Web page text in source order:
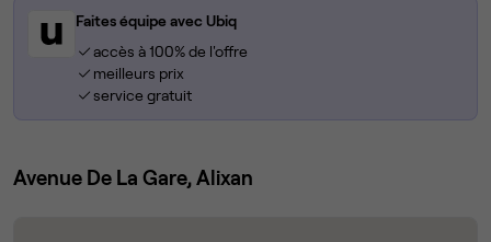
Faites équipe avec Ubiq
accès à 100% de l'offre
meilleurs prix
service gratuit
Avenue De La Gare, Alixan